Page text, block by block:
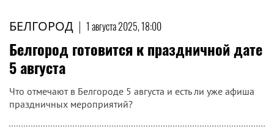
БЕЛГОРОД | 1 августа 2025, 18:00
Белгород готовится к праздничной дате
5 августа
Что отмечают в Белгороде 5 августа и есть ли уже афиша
праздничных мероприятий?